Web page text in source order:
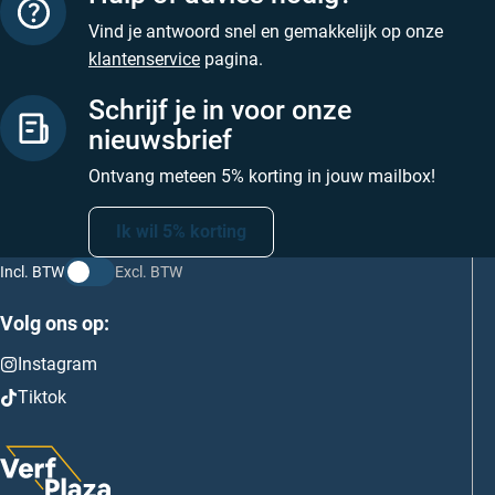
Vind je antwoord snel en gemakkelijk op onze
klantenservice pagina.
Schrijf je in voor onze
nieuwsbrief
Ontvang meteen 5% korting in jouw mailbox!
Ik wil 5% korting
Incl. BTW Excl. BTW
Volg ons op:
Instagram
Tiktok